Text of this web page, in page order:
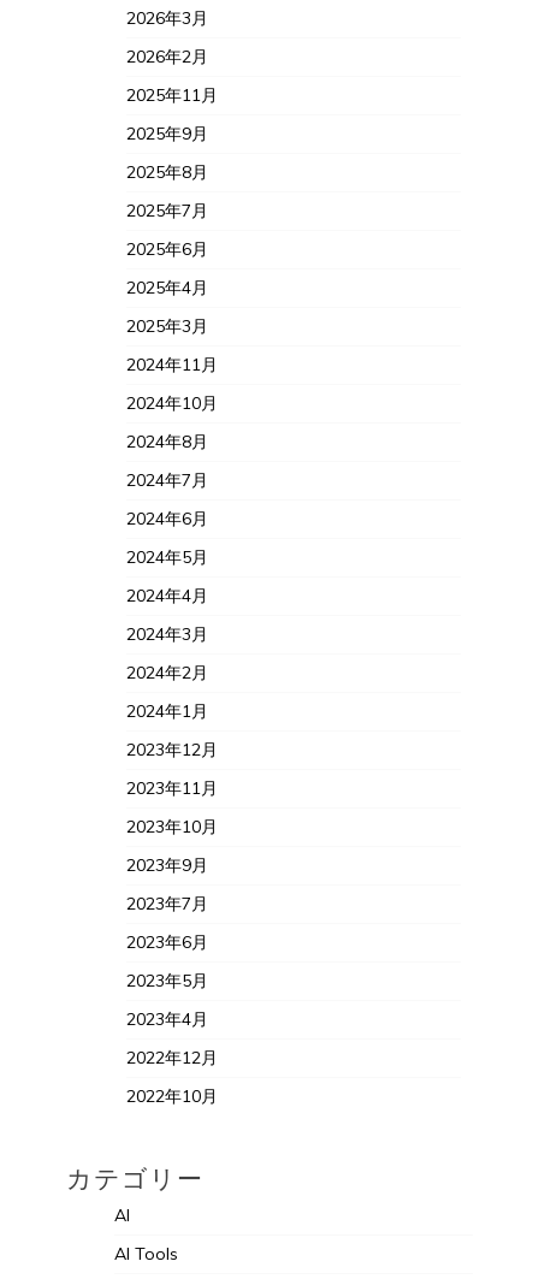
2026年3月
2026年2月
2025年11月
2025年9月
2025年8月
2025年7月
2025年6月
2025年4月
2025年3月
2024年11月
2024年10月
2024年8月
2024年7月
2024年6月
2024年5月
2024年4月
2024年3月
2024年2月
2024年1月
2023年12月
2023年11月
2023年10月
2023年9月
2023年7月
2023年6月
2023年5月
2023年4月
2022年12月
2022年10月
カテゴリー
AI
AI Tools